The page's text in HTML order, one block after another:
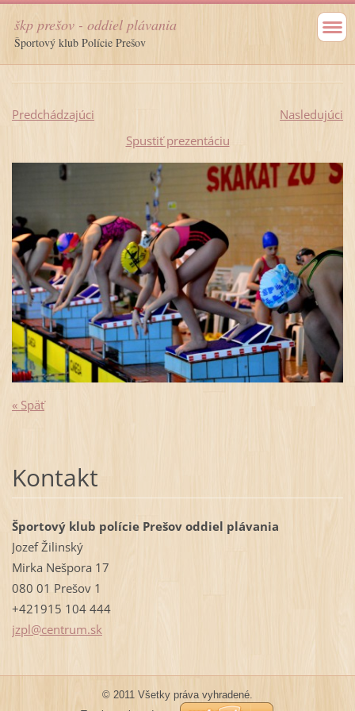
škp prešov - oddiel plávania
Športový klub Polície Prešov
Predchádzajúci
Nasledujúci
Spustiť prezentáciu
« Späť
Kontakt
Športový klub polície Prešov oddiel plávania
Jozef Žilinský
Mirka Nešpora 17
080 01 Prešov 1
+421915 104 444
jzpl@centrum.sk
© 2011 Všetky práva vyhradené.